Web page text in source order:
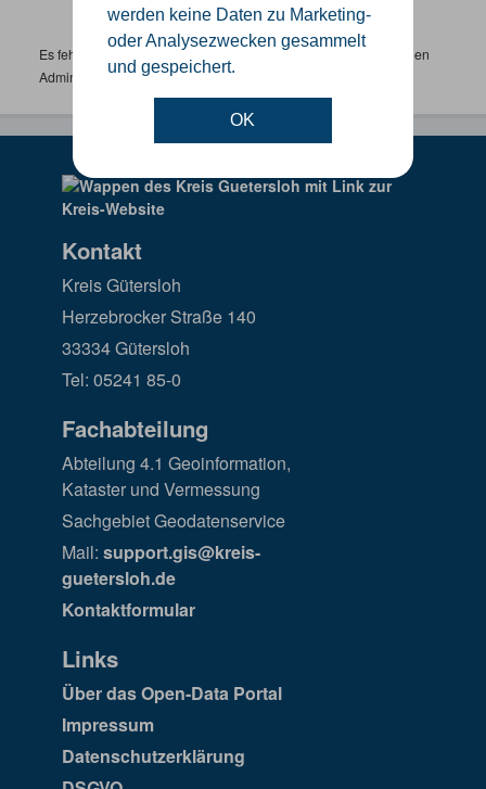
werden keine Daten zu Marketing-
oder Analysezwecken gesammelt
und gespeichert.
OK
Es fehlen spezifische Datensätze? Wenden Sie sich bitte an einen
Administrator unter:support.gis@kreis-guetersloh.de
Kontakt
Kreis Gütersloh
Herzebrocker Straße 140
33334 Gütersloh
Tel: 05241 85-0
Fachabteilung
Abteilung 4.1 Geoinformation,
Kataster und Vermessung
Sachgebiet Geodatenservice
Mail: support.gis@kreis-
guetersloh.de
Kontaktformular
Links
Über das Open-Data Portal
Impressum
Datenschutzerklärung